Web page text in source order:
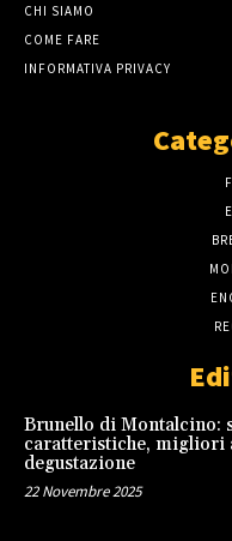
CHI SIAMO
COME FARE
INFORMATIVA PRIVACY
Brunello di Montalcino:
caratteristiche, migliori
degustazione
22 Novembre 2025